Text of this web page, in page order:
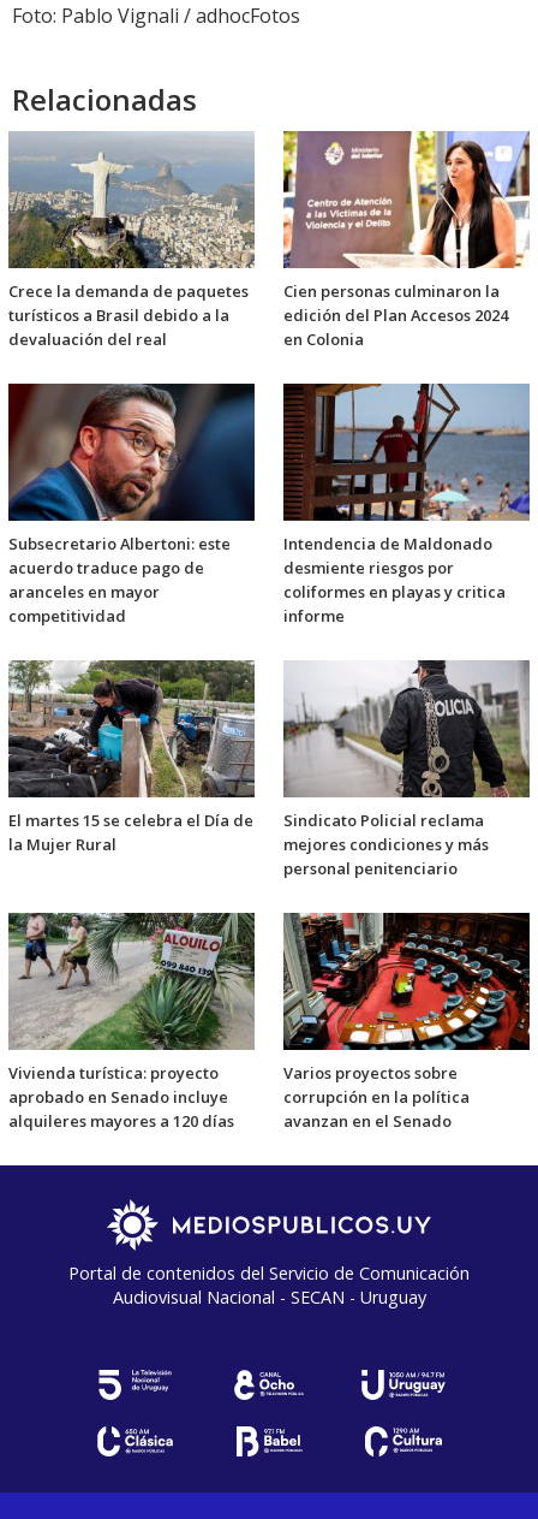
Foto: Pablo Vignali / adhocFotos
Relacionadas
Crece la demanda de paquetes
turísticos a Brasil debido a la
devaluación del real
Cien personas culminaron la
edición del Plan Accesos 2024
en Colonia
Subsecretario Albertoni: este
acuerdo traduce pago de
aranceles en mayor
competitividad
Intendencia de Maldonado
desmiente riesgos por
coliformes en playas y critica
informe
El martes 15 se celebra el Día de
la Mujer Rural
Sindicato Policial reclama
mejores condiciones y más
personal penitenciario
Vivienda turística: proyecto
aprobado en Senado incluye
alquileres mayores a 120 días
Varios proyectos sobre
corrupción en la política
avanzan en el Senado
Portal de contenidos del Servicio de Comunicación
Audiovisual Nacional - SECAN - Uruguay